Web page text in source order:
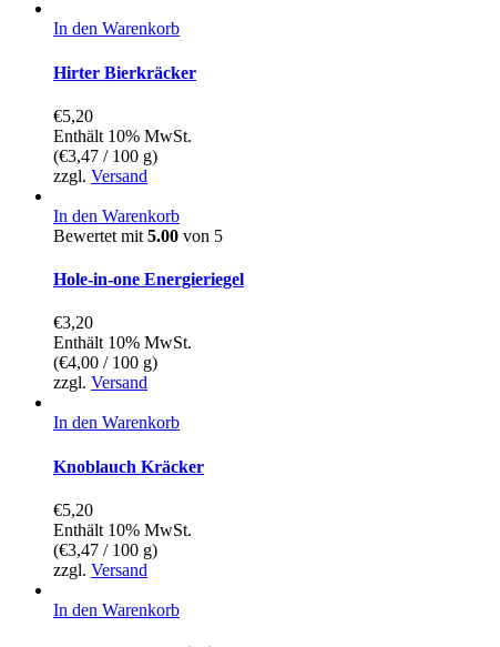
In den Warenkorb
Hirter Bierkräcker
€5,20
Enthält 10% MwSt.
(€3,47 / 100 g)
zzgl. Versand
In den Warenkorb
Bewertet mit 5.00 von 5
Hole-in-one Energieriegel
€3,20
Enthält 10% MwSt.
(€4,00 / 100 g)
zzgl. Versand
In den Warenkorb
Knoblauch Kräcker
€5,20
Enthält 10% MwSt.
(€3,47 / 100 g)
zzgl. Versand
In den Warenkorb